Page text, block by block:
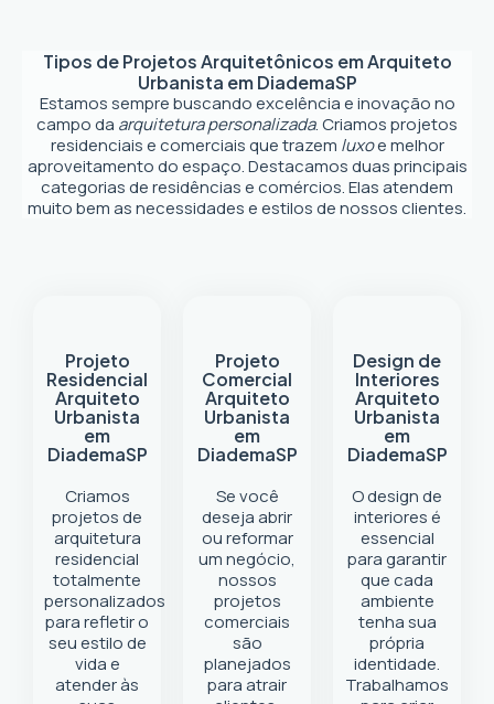
Tipos de Projetos Arquitetônicos emArquiteto
Urbanista em DiademaSP
Estamos sempre buscando excelência e inovação no
campo da arquitetura personalizada. Criamos projetos
residenciais e comerciais que trazem luxoe melhor
aproveitamento do espaço. Destacamos duas principais
categorias de residências e comércios. Elas atendem
muito bem as necessidades e estilos de nossos clientes.
Projeto
Residencial
Arquiteto
Urbanista
em
DiademaSP
Criamos
projetos de
arquitetura
residencial
totalmente
personalizados
para refletir o
seu estilo de
vida e
atender às
Projeto
Comercial
Arquiteto
Urbanista
em
DiademaSP
Se você
deseja abrir
ou reformar
um negócio,
nossos
projetos
comerciais
são
planejados
para atrair
Design de
Interiores
Arquiteto
Urbanista
em
DiademaSP
O design de
interiores é
essencial
para garantir
que cada
ambiente
tenha sua
própria
identidade.
Trabalhamos